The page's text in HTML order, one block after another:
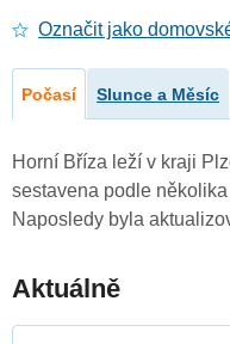
Označit jako
Počasí Slunce a Měsíc
Horní Bříza leží v kraji
sestavena podle
Naposledy byla
Aktuálně